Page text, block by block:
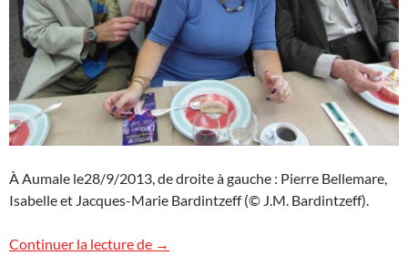
À Aumale le28/9/2013, de droite à gauche : Pierre Bellemare,
Isabelle et Jacques-Marie Bardintzeff (© J.M. Bardintzeff).
Continuer la lecture de Au revoir Monsieur Bellemare
→